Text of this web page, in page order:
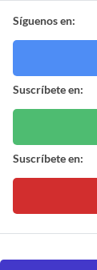
Síguenos en:
Suscríbete en:
Suscríbete en: